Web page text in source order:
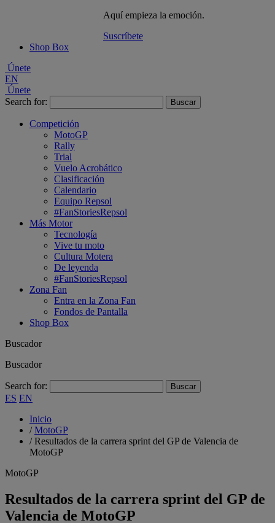
Aquí empieza la emoción.
Suscríbete
Shop Box
Únete
EN
Únete
Search for:
Competición
MotoGP
Rally
Trial
Vuelo Acrobático
Clasificación
Calendario
Equipo Repsol
#FanStoriesRepsol
Más Motor
Tecnología
Vive tu moto
Cultura Motera
De leyenda
#FanStoriesRepsol
Zona Fan
Entra en la Zona Fan
Fondos de Pantalla
Shop Box
Buscador
Buscador
Search for:
ES EN
Inicio
/MotoGP
/Resultados de la carrera sprint del GP de Valencia de
MotoGP
MotoGP
Resultados de la carrera sprint del GP de
Valencia de MotoGP